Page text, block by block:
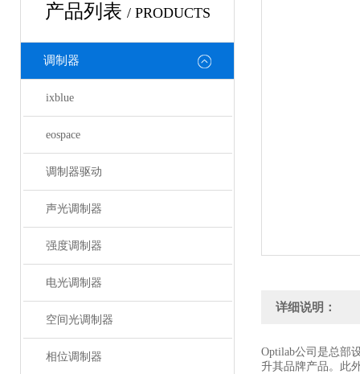
产品列表 / PRODUCTS
调制器
ixblue
eospace
调制器驱动
声光调制器
强度调制器
电光调制器
空间光调制器
相位调制器
详细说明：
Optilab公司是总部
升其品牌产品。此